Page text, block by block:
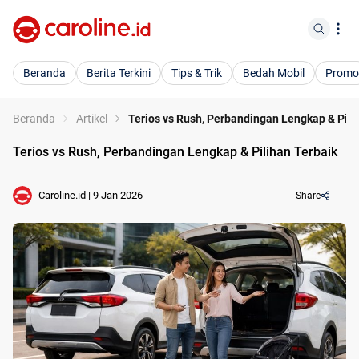
Beranda Berita Terkini Tips & Trik Bedah Mobil Promo
Beranda Artikel Terios vs Rush, Perbandingan Lengkap &
Terios vs Rush, Perbandingan Lengkap & Pilihan Terbaik
Caroline.id | 9 Jan 2026 Share